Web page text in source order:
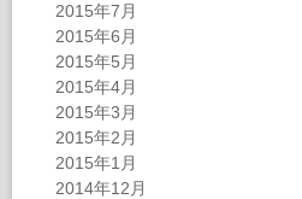
2015年7月
2015年6月
2015年5月
2015年4月
2015年3月
2015年2月
2015年1月
2014年12月